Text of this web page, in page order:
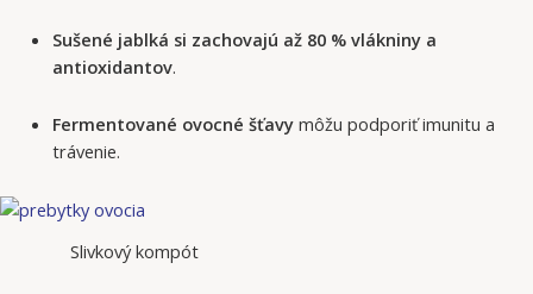
Sušené jablká si zachovajú až 80 % vlákniny a
antioxidantov.
Fermentované ovocné šťavymôžu podporiť imunitu a
trávenie.
Slivkový kompót